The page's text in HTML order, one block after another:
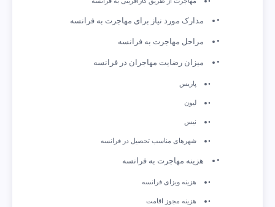
مدارک مورد نیاز برای مهاجرت به فرانسه
مراحل مهاجرت به فرانسه
میزان رضایت مهاجران در فرانسه
پاریس
لیون
نیس
شهرهای مناسب تحصیل در فرانسه
هزینه مهاجرت به فرانسه
هزینه ویزای فرانسه
هزینه مجوز اقامت